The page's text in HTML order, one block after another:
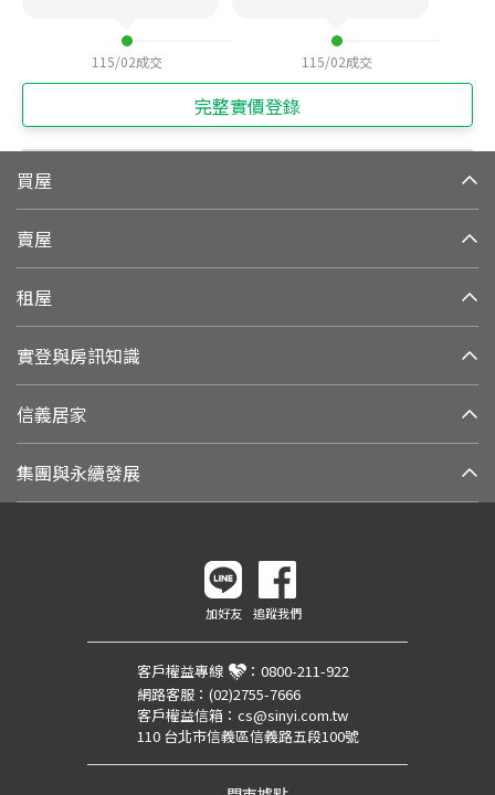
115/02成交 115/02成交
完整實價登錄
買屋
賣屋
租屋
實登與房訊知識
信義居家
集團與永續發展
加好友 追蹤我們
客戶權益專線 ： 0800-211-922
網路客服： (02)2755-7666
客戶權益信箱： cs@sinyi.com.tw
110 台北市信義區信義路五段100號